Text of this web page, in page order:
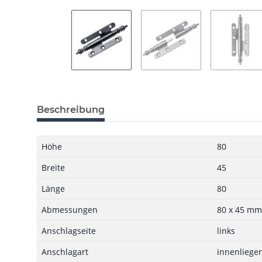
Beschreibung
Höhe
80
Breite
45
Länge
80
Abmessungen
80 x 45 mm
Anschlagseite
links
Anschlagart